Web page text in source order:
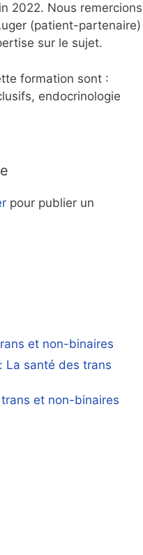
2022. Nous remercions
(patient-partenaire)
sur le sujet.
formation sont :
endocrinologie
pour publier un
et non-binaires
La santé des trans
et non-binaires